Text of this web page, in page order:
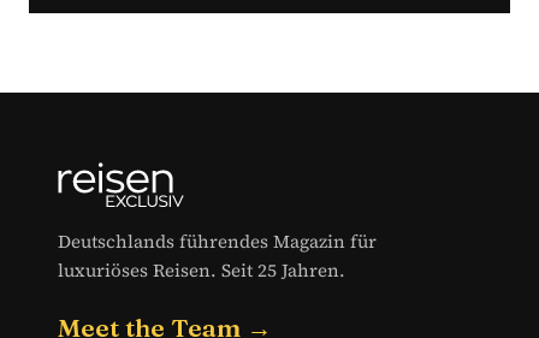
Deutschlands führendes Magazin für
luxuriöses Reisen. Seit 25 Jahren.
Meet the Team →